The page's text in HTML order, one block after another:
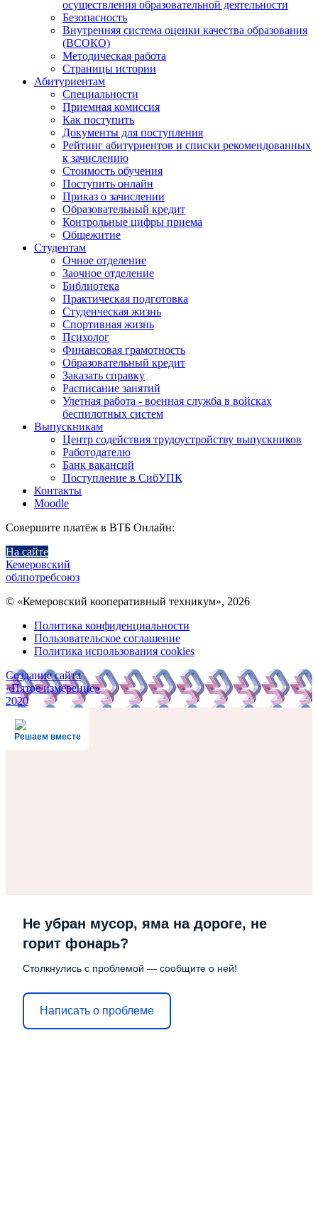
осуществления образовательной деятельности
Безопасность
Внутренняя система оценки качества образования
(ВСОКО)
Методическая работа
Страницы истории
Абитуриентам
Специальности
Приемная комиссия
Как поступить
Документы для поступления
Рейтинг абитуриентов и списки рекомендованных
к зачислению
Стоимость обучения
Поступить онлайн
Приказ о зачислении
Образовательный кредит
Контрольные цифры приема
Общежитие
Студентам
Очное отделение
Заочное отделение
Библиотека
Практическая подготовка
Студенческая жизнь
Спортивная жизнь
Психолог
Финансовая грамотность
Образовательный кредит
Заказать справку
Расписание занятий
Улетная работа - военная служба в войсках
беспилотных систем
Выпускникам
Центр содействия трудоустройству выпускников
Работодателю
Банк вакансий
Поступление в СибУПК
Контакты
Moodle
Совершите платёж в ВТБ Онлайн:
На сайте
Кемеровский
облпотребсоюз
© «Кемеровский кооперативный техникум», 2026
Политика конфиденциальности
Пользовательское соглашение
Политика использования cookies
Создание сайта
«Пятое измерение»
2020
Решаем вместе
Не убран мусор, яма на дороге, не
горит фонарь?
Столкнулись с проблемой — сообщите о ней!
Написать о проблеме